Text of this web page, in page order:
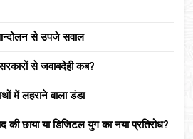
से उपजे सवाल
से जवाबदेही कब?
में लहराने वाला डंडा
की छाया या डिजिटल युग का नया प्रतिरोध?